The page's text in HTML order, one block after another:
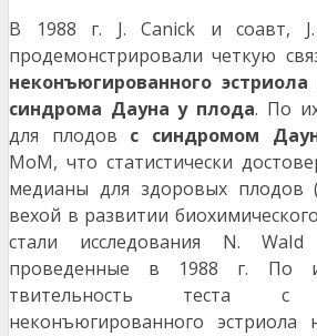
В 1988 г. J. Canick и соавт,
продемонстрировали четкую
неконъюгированного эстриола
синдрома Дауна у плода. По
для плодов с синдромом
МоМ, что статистически
медианы для здоровых
вехой в развитии
стали исследования N.
проведенные в 1988 г. По
твительность теста с
неконъюгированного